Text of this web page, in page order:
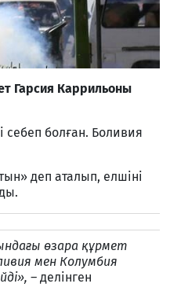
Гарсия Каррильоны
себеп болған. Боливия
деп аталып, елшіні
өзара құрмет
мен Колумбия
– делінген